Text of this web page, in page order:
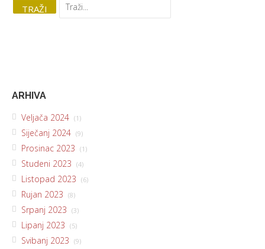
ARHIVA
Veljača 2024 (1)
Siječanj 2024 (9)
Prosinac 2023 (1)
Studeni 2023 (4)
Listopad 2023 (6)
Rujan 2023 (8)
Srpanj 2023 (3)
Lipanj 2023 (5)
Svibanj 2023 (9)